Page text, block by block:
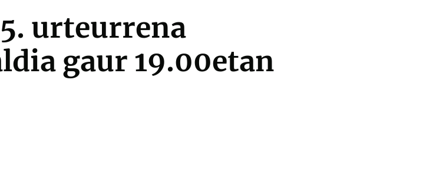
urteurrena
gaur 19.00etan